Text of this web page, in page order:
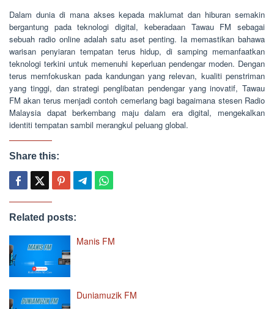
Dalam dunia di mana akses kepada maklumat dan hiburan semakin
bergantung pada teknologi digital, keberadaan Tawau FM sebagai
sebuah radio online adalah satu aset penting. Ia memastikan bahawa
warisan penyiaran tempatan terus hidup, di samping memanfaatkan
teknologi terkini untuk memenuhi keperluan pendengar moden. Dengan
terus memfokuskan pada kandungan yang relevan, kualiti penstriman
yang tinggi, dan strategi penglibatan pendengar yang inovatif, Tawau
FM akan terus menjadi contoh cemerlang bagi bagaimana stesen Radio
Malaysia dapat berkembang maju dalam era digital, mengekalkan
identiti tempatan sambil merangkul peluang global.
Share this:
Related posts:
Manis FM
Duniamuzik FM